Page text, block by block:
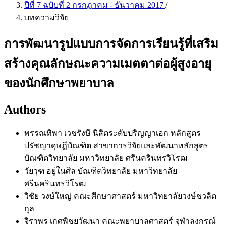
ปีที่ 7 ฉบับที่ 2 กรกฏาคม - ธันวาคม 2017 /
บทความวิจัย
การพัฒนารูปแบบการจัดการเรียนรู้ที่เสริม
สร้างคุณลักษณะความเมตตาต่อผู้สูงอายุ
ของนักศึกษาพยาบาล
Authors
พรรณทิพา เวชรังษี นิสิตระดับปริญญาเอก หลักสูตร
ปรัชญาดุษฎีบัณฑิต สาขาการวิจัยและพัฒนาหลักสูตร
บัณฑิตวิทยาลัย มหาวิทยาลัย ศรีนครินทรวิโรฒ
วัยวุฑ อยู่ในศิล บัณฑิตวิทยาลัย มหาวิทยาลัย
ศรีนครินทรวิโรฒ
วิชัย วงษ์ใหญ่ คณะศึกษาศาสตร์ มหาวิทยาลัยวงษ์ชวลิต
กุล
จิราพร เกศพิชยวัฒนา คณะพยาบาลศาสตร์ จุฬาลงกรณ์